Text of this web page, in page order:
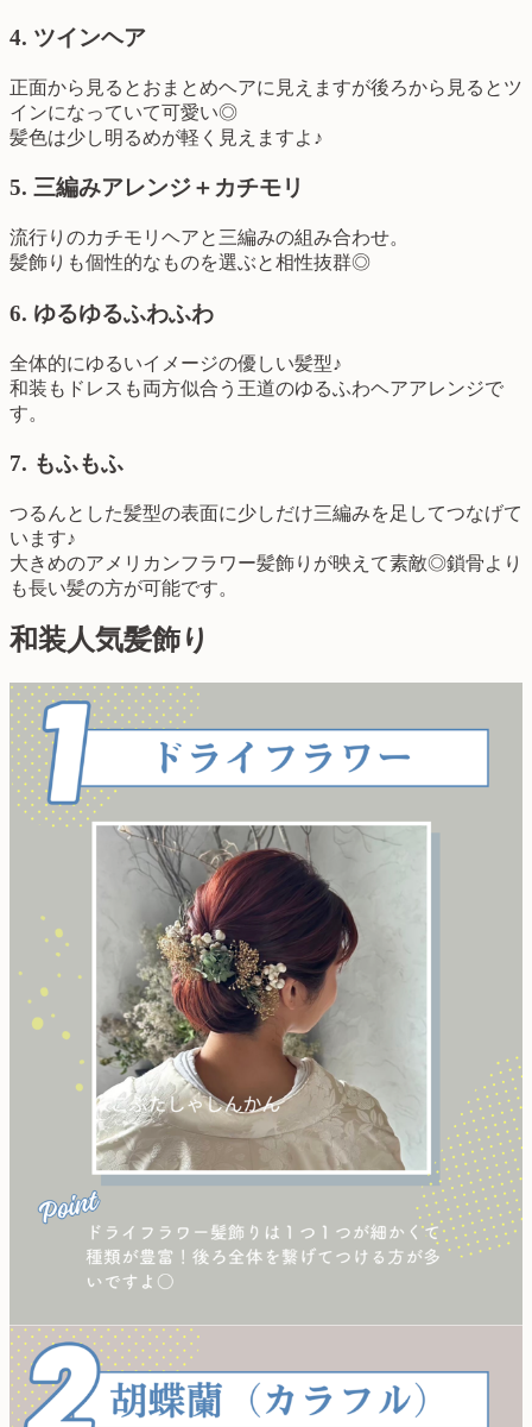
4. ツインヘア
正面から見るとおまとめヘアに見えますが後ろから見るとツ
インになっていて可愛い◎
髪色は少し明るめが軽く見えますよ♪
5. 三編みアレンジ＋カチモリ
流行りのカチモリヘアと三編みの組み合わせ。
髪飾りも個性的なものを選ぶと相性抜群◎
6. ゆるゆるふわふわ
全体的にゆるいイメージの優しい髪型♪
和装もドレスも両方似合う王道のゆるふわヘアアレンジで
す。
7. もふもふ
つるんとした髪型の表面に少しだけ三編みを足してつなげて
います♪
大きめのアメリカンフラワー髪飾りが映えて素敵◎鎖骨より
も長い髪の方が可能です。
和装人気髪飾り